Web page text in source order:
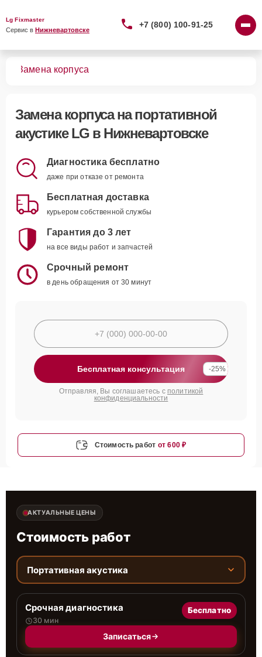
Lg Fixmaster
Сервис в Нижневартовске
+7 (800) 100-91-25
Замена корпуса
Замена корпусана портативной
акустике LG в Нижневартовске
Диагностика бесплатно
даже при отказе от ремонта
Бесплатная доставка
курьером собственной службы
Гарантия до 3 лет
на все виды работ и запчастей
Срочный ремонт
в день обращения от 30 минут
Бесплатная консультация -25%
Отправляя, Вы соглашаетесь с политикой
конфиденциальности
Стоимость работ от 600 ₽
АКТУАЛЬНЫЕ ЦЕНЫ
Стоимость работ
Портативная акустика
Срочная диагностика
30 мин
Бесплатно
Записаться